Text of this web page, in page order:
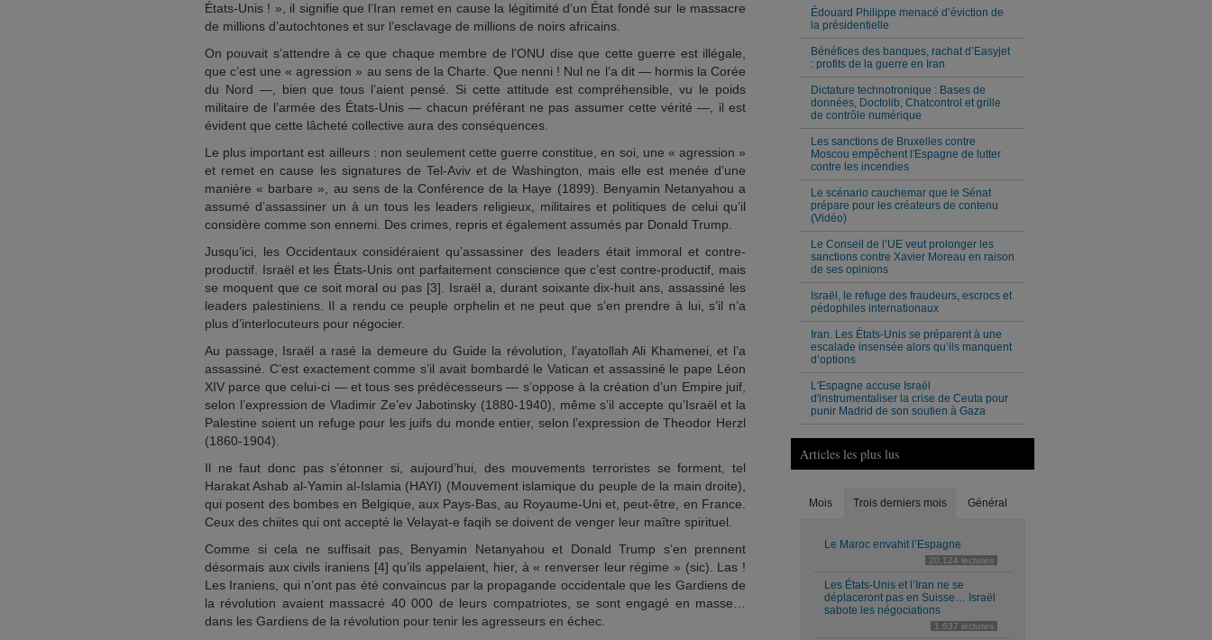
États-Unis ! », il signifie que l’Iran remet en cause la légitimité d’un État fondé sur le massacre
de millions d’autochtones et sur l’esclavage de millions de noirs africains.
On pouvait s’attendre à ce que chaque membre de l’ONU dise que cette guerre est illégale,
que c’est une « agression » au sens de la Charte. Que nenni ! Nul ne l’a dit — hormis la Corée
du Nord —, bien que tous l’aient pensé. Si cette attitude est compréhensible, vu le poids
militaire de l’armée des États-Unis — chacun préférant ne pas assumer cette vérité —, il est
évident que cette lâcheté collective aura des conséquences.
Le plus important est ailleurs : non seulement cette guerre constitue, en soi, une « agression »
et remet en cause les signatures de Tel-Aviv et de Washington, mais elle est menée d’une
manière « barbare », au sens de la Conférence de la Haye (1899). Benyamin Netanyahou a
assumé d’assassiner un à un tous les leaders religieux, militaires et politiques de celui qu’il
considère comme son ennemi. Des crimes, repris et également assumés par Donald Trump.
Jusqu’ici, les Occidentaux considéraient qu’assassiner des leaders était immoral et contre-
productif. Israël et les États-Unis ont parfaitement conscience que c’est contre-productif, mais
se moquent que ce soit moral ou pas [3]. Israël a, durant soixante dix-huit ans, assassiné les
leaders palestiniens. Il a rendu ce peuple orphelin et ne peut que s’en prendre à lui, s’il n’a
plus d’interlocuteurs pour négocier.
Au passage, Israël a rasé la demeure du Guide la révolution, l’ayatollah Ali Khamenei, et l’a
assassiné. C’est exactement comme s’il avait bombardé le Vatican et assassiné le pape Léon
XIV parce que celui-ci — et tous ses prédécesseurs — s’oppose à la création d’un Empire juif,
selon l’expression de Vladimir Ze’ev Jabotinsky (1880-1940), même s’il accepte qu’Israël et la
Palestine soient un refuge pour les juifs du monde entier, selon l’expression de Theodor Herzl
(1860-1904).
Il ne faut donc pas s’étonner si, aujourd’hui, des mouvements terroristes se forment, tel
Harakat Ashab al-Yamin al-Islamia (HAYI) (Mouvement islamique du peuple de la main droite),
qui posent des bombes en Belgique, aux Pays-Bas, au Royaume-Uni et, peut-être, en France.
Ceux des chiites qui ont accepté le Velayat-e faqih se doivent de venger leur maître spirituel.
Comme si cela ne suffisait pas, Benyamin Netanyahou et Donald Trump s’en prennent
désormais aux civils iraniens [4] qu’ils appelaient, hier, à « renverser leur régime » (sic). Las !
Les Iraniens, qui n’ont pas été convaincus par la propagande occidentale que les Gardiens de
la révolution avaient massacré 40 000 de leurs compatriotes, se sont engagé en masse…
dans les Gardiens de la révolution pour tenir les agresseurs en échec.
Édouard Philippe menacé d’éviction de
la présidentielle
Bénéfices des banques, rachat d’Easyjet
: profits de la guerre en Iran
Dictature technotronique : Bases de
données, Doctolib, Chatcontrol et grille
de contrôle numérique
Les sanctions de Bruxelles contre
Moscou empêchent l'Espagne de lutter
contre les incendies
Le scénario cauchemar que le Sénat
prépare pour les créateurs de contenu
(Vidéo)
Le Conseil de l’UE veut prolonger les
sanctions contre Xavier Moreau en raison
de ses opinions
Israël, le refuge des fraudeurs, escrocs et
pédophiles internationaux
Iran. Les États-Unis se préparent à une
escalade insensée alors qu’ils manquent
d’options
L'Espagne accuse Israël
d'instrumentaliser la crise de Ceuta pour
punir Madrid de son soutien à Gaza
Articles les plus lus
Mois Trois derniers mois Général
Le Maroc envahit l’Espagne
20,124 lectures
Les États-Unis et l’Iran ne se
déplaceront pas en Suisse… Israël
sabote les négociations
1,637 lectures